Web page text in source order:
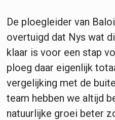
De ploegleider van
overtuigd dat Nys wat
klaar is voor een stap
ploeg daar eigenlijk
vergelijking met de
team hebben we altijd
natuurlijke groei beter